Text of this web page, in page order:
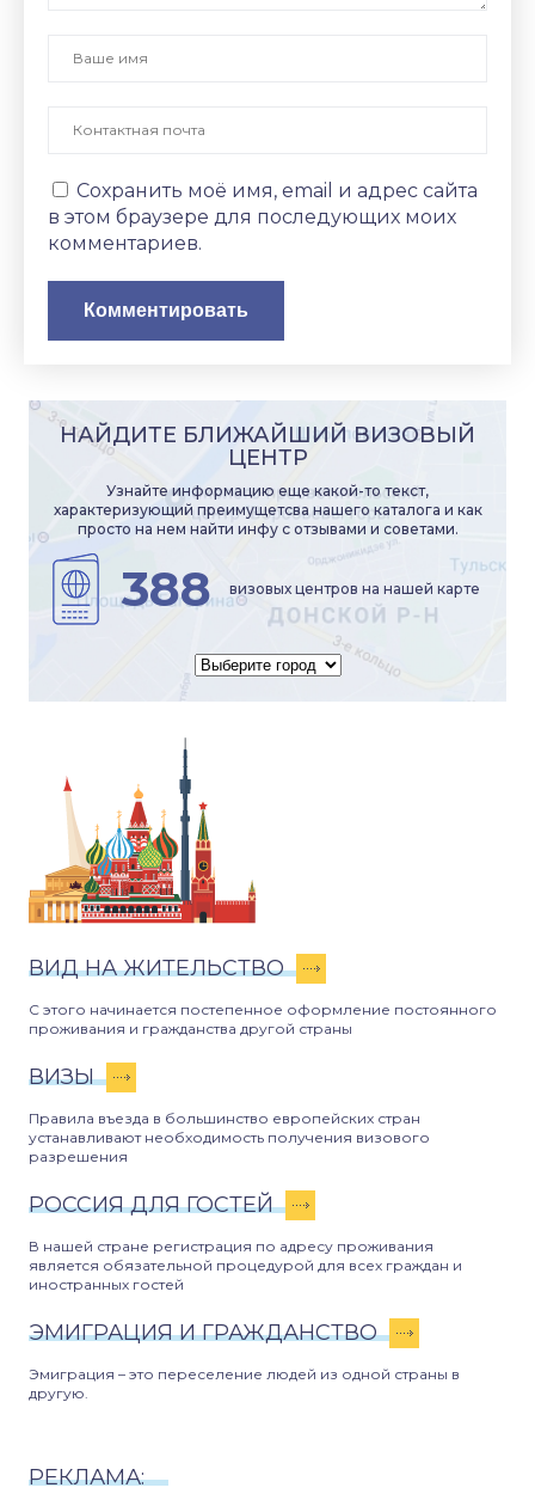
Сохранить моё имя, email и адрес сайта
в этом браузере для последующих моих
комментариев.
НАЙДИТЕ БЛИЖАЙШИЙ ВИЗОВЫЙ
ЦЕНТР
Узнайте информацию еще какой-то текст,
характеризующий преимущетсва нашего каталога и как
просто на нем найти инфу с отзывами и советами.
388 визовых центров на нашей карте
ВИД НА ЖИТЕЛЬСТВО
С этого начинается постепенное оформление постоянного
проживания и гражданства другой страны
ВИЗЫ
Правила въезда в большинство европейских стран
устанавливают необходимость получения визового
разрешения
РОССИЯ ДЛЯ ГОСТЕЙ
В нашей стране регистрация по адресу проживания
является обязательной процедурой для всех граждан и
иностранных гостей
ЭМИГРАЦИЯ И ГРАЖДАНСТВО
Эмиграция – это переселение людей из одной страны в
другую.
РЕКЛАМА: